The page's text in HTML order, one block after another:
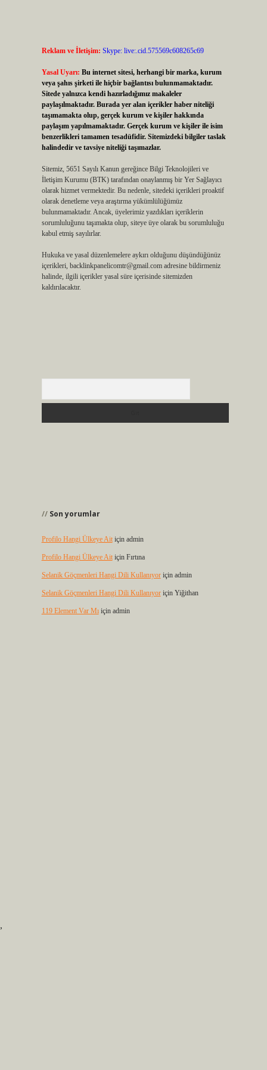
Reklam ve İletişim: Skype: live:.cid.575569c608265c69
Yasal Uyarı: Bu internet sitesi, herhangi bir marka, kurum
veya şahıs şirketi ile hiçbir bağlantısı bulunmamaktadır.
Sitede yalnızca kendi hazırladığımız makaleler
paylaşılmaktadır. Burada yer alan içerikler haber niteliği
taşımamakta olup, gerçek kurum ve kişiler hakkında
paylaşım yapılmamaktadır. Gerçek kurum ve kişiler ile isim
benzerlikleri tamamen tesadüfidir. Sitemizdeki bilgiler taslak
halindedir ve tavsiye niteliği taşımazlar.
Sitemiz, 5651 Sayılı Kanun gereğince Bilgi Teknolojileri ve
İletişim Kurumu (BTK) tarafından onaylanmış bir Yer Sağlayıcı
olarak hizmet vermektedir. Bu nedenle, sitedeki içerikleri proaktif
olarak denetleme veya araştırma yükümlülüğümüz
bulunmamaktadır. Ancak, üyelerimiz yazdıkları içeriklerin
sorumluluğunu taşımakta olup, siteye üye olarak bu sorumluluğu
kabul etmiş sayılırlar.
Hukuka ve yasal düzenlemelere aykırı olduğunu düşündüğünüz
içerikleri, backlinkpanelicomtr@gmail.comadresine bildirmeniz
halinde, ilgili içerikler yasal süre içerisinde sitemizden
kaldırılacaktır.
Son yorumlar
Profilo Hangi Ülkeye Aitiçin admin
Profilo Hangi Ülkeye Aitiçin Fırtına
Selanik Göçmenleri Hangi Dili Kullanıyoriçin admin
Selanik Göçmenleri Hangi Dili Kullanıyoriçin Yiğithan
119 Element Var Mıiçin admin